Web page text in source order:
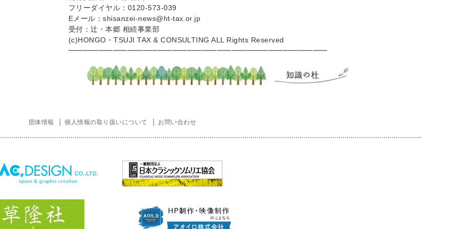
フリーダイヤル：0120-573-039
Eメール：shisanzei-news@ht-tax.or.jp
受付：辻・本郷 相続事業部
(c)HONGO・TSUJI TAX & CONSULTING ALL Rights Reserved
━━━━━━━━━━━━━━━━━━━━━━━━━━━━━━━━━━━
団体情報 個人情報の取り扱いについて お問い合わせ